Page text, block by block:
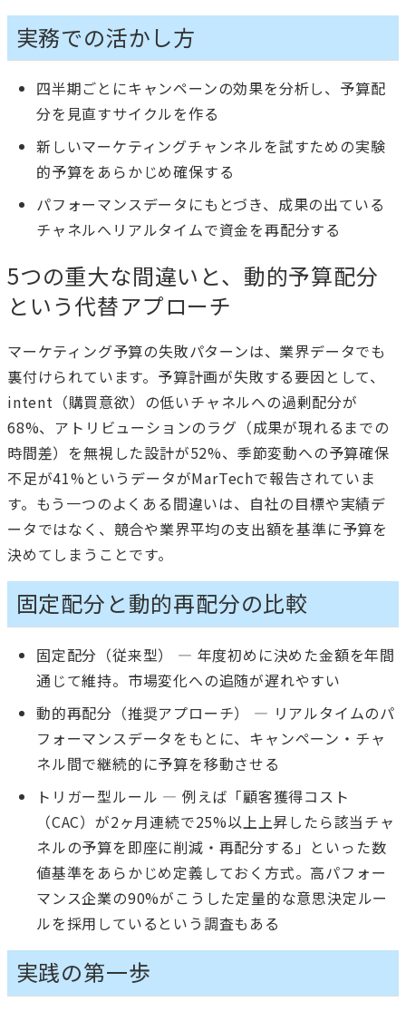
実務での活かし方
四半期ごとにキャンペーンの効果を分析し、予算配
分を見直すサイクルを作る
新しいマーケティングチャンネルを試すための実験
的予算をあらかじめ確保する
パフォーマンスデータにもとづき、成果の出ている
チャネルへリアルタイムで資金を再配分する
5つの重大な間違いと、動的予算配分
という代替アプローチ
マーケティング予算の失敗パターンは、業界データでも
裏付けられています。予算計画が失敗する要因として、
intent（購買意欲）の低いチャネルへの過剰配分が
68%、アトリビューションのラグ（成果が現れるまでの
時間差）を無視した設計が52%、季節変動への予算確保
不足が41%というデータがMarTechで報告されていま
す。もう一つのよくある間違いは、自社の目標や実績デ
ータではなく、競合や業界平均の支出額を基準に予算を
決めてしまうことです。
固定配分と動的再配分の比較
固定配分（従来型） — 年度初めに決めた金額を年間
通じて維持。市場変化への追随が遅れやすい
動的再配分（推奨アプローチ） — リアルタイムのパ
フォーマンスデータをもとに、キャンペーン・チャ
ネル間で継続的に予算を移動させる
トリガー型ルール — 例えば「顧客獲得コスト
（CAC）が2ヶ月連続で25%以上上昇したら該当チャ
ネルの予算を即座に削減・再配分する」といった数
値基準をあらかじめ定義しておく方式。高パフォー
マンス企業の90%がこうした定量的な意思決定ルー
ルを採用しているという調査もある
実践の第一歩